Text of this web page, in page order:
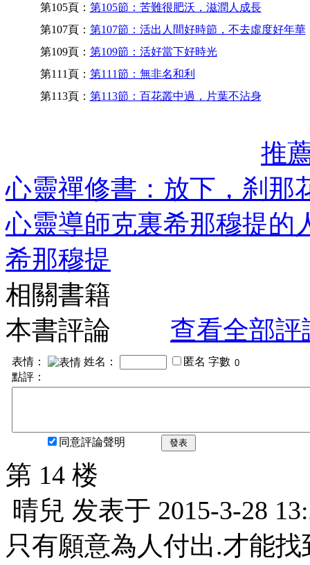
第105頁： 第105節：苦難很肥沃，滋潤人成長
第107頁： 第107節：活出人間好時節，不去虛度好年華
第109頁： 第109節：活好當下好時光
第111頁： 第111節：無非名和利
第113頁： 第113節：百花叢中過，片葉不沾身
推
心靈禪修書：放下，刹
心靈導師克裏希那穆提
希那穆提
相關書籍
本書評論
查看全部評
表情： 姓名： 匿名 字數
點評：
同意評論聲明 發表
第 14 楼
晴兒 发表于 2015-3-28
只有願意為人付出.才能